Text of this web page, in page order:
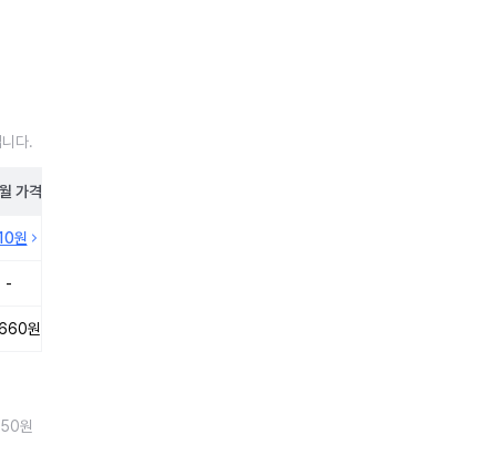
다.
가격
원
-
원
원